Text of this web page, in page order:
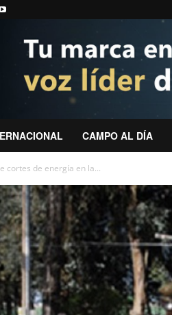
CAMPO AL DÍA
cortes de energía en la...